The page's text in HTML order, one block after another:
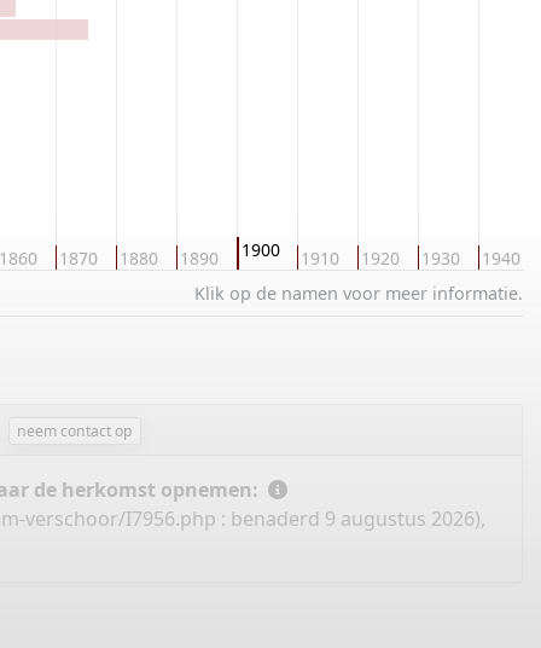
1860 1870 1880 1890 1900 1910 1920 1930 1940
Klik op de namen voor meer informatie.
neem contact op
de herkomst opnemen:
verschoor/I7956.php : benaderd 9 augustus 2026),